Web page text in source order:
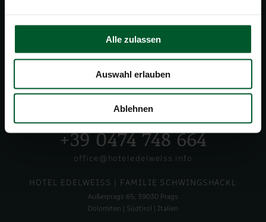
Alle zulassen
Auswahl erlauben
Ablehnen
+39 0474 748 664
office@hoteledelweiss.info
HOTEL EDELWEISS | FAMILIE SCHWINGSHACKL
Außerprags 65, 39030 Prags
Dolomiten | Südtirol | Italien